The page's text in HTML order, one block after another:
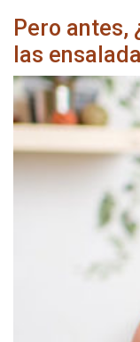
Pero antes,
las